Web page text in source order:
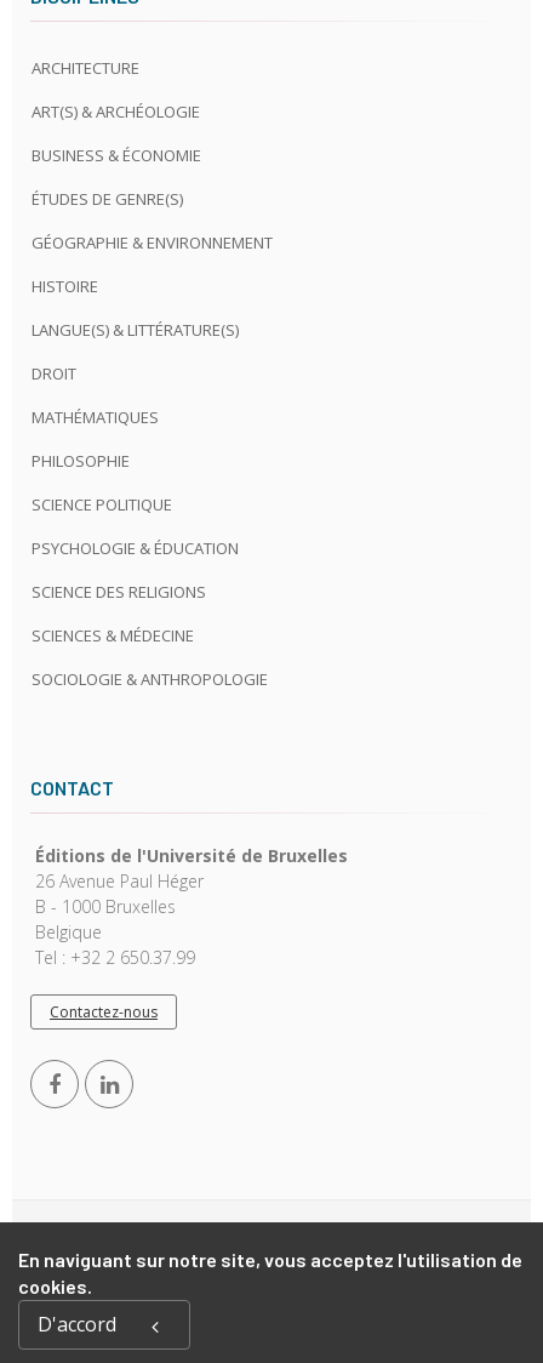
En naviguant sur notre site, vous acceptez l'utilisation de
cookies.
D'accord
ARCHITECTURE
ART(S) & ARCHÉOLOGIE
BUSINESS & ÉCONOMIE
ÉTUDES DE GENRE(S)
GÉOGRAPHIE & ENVIRONNEMENT
HISTOIRE
LANGUE(S) & LITTÉRATURE(S)
DROIT
MATHÉMATIQUES
PHILOSOPHIE
SCIENCE POLITIQUE
PSYCHOLOGIE & ÉDUCATION
SCIENCE DES RELIGIONS
SCIENCES & MÉDECINE
SOCIOLOGIE & ANTHROPOLOGIE
CONTACT
Éditions de l'Université de Bruxelles
26 Avenue Paul Héger
B - 1000 Bruxelles
Belgique
Tel : +32 2 650.37.99
Contactez-nous
Reserved